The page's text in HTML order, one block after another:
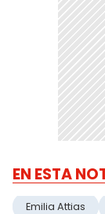
EN ESTA
Emilia Attias